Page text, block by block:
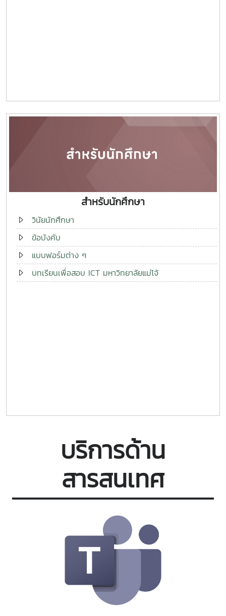
สำหรับนักศึกษา
วินัยนักศึกษา
ข้อบังคับ
แบบฟอร์มต่าง ๆ
บทเรียนเพื่อสอบ ICT มหาวิทยาลัยแม่โจ้
บริการด้าน
สารสนเทศ